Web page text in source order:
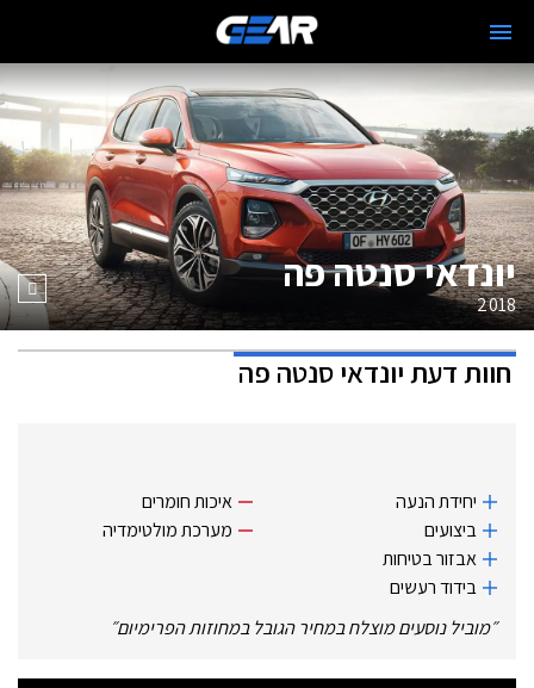
יונדאי סנטה פה
2018
חוות דעתיונדאי סנטה פה
יחידת הנעה
ביצועים
אבזור בטיחות
בידוד רעשים
איכות חומרים
מערכת מולטימדיה
״מוביל נוסעים מוצלח במחיר הגובל במחוזות הפרימיום״